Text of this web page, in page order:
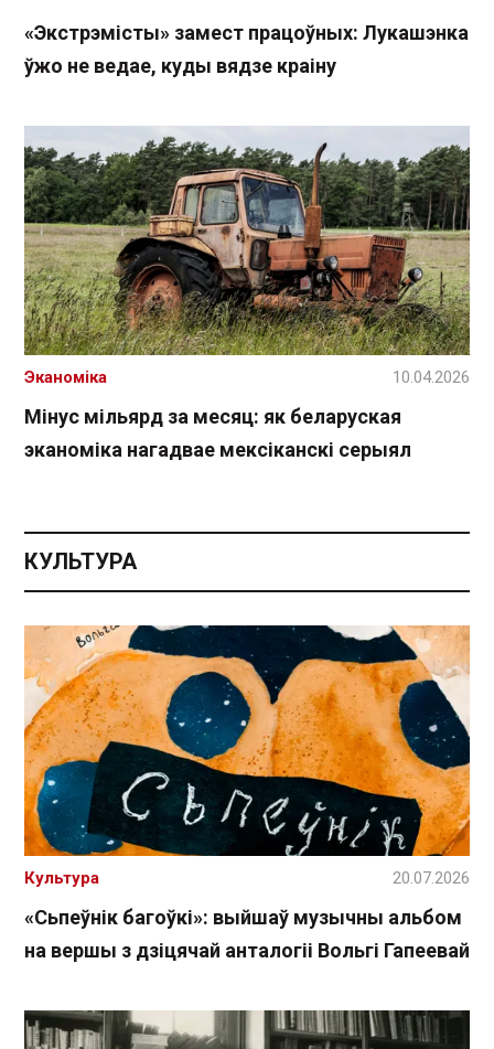
«Экстрэмісты» замест працоўных: Лукашэнка
ўжо не ведае, куды вядзе краіну
Мінус мільярд за месяц: як беларуская
эканоміка нагадвае мексіканскі серыял
Эканоміка 10.04.2026
КУЛЬТУРА
«Сьпеўнік багоўкі»: выйшаў музычны альбом
на вершы з дзіцячай анталогіі Вольгі Гапеевай
Культура 20.07.2026